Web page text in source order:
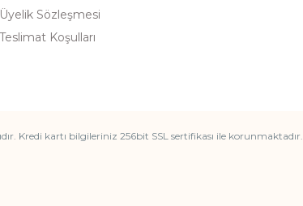
Üyelik Sözleşmesi
Teslimat Koşulları
Kredi kartı bilgileriniz 256bit SSL sertifikası ile korunmaktadır.